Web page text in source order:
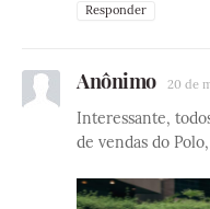
Responder
Anônimo 20 de
Interessante,
de vendas do